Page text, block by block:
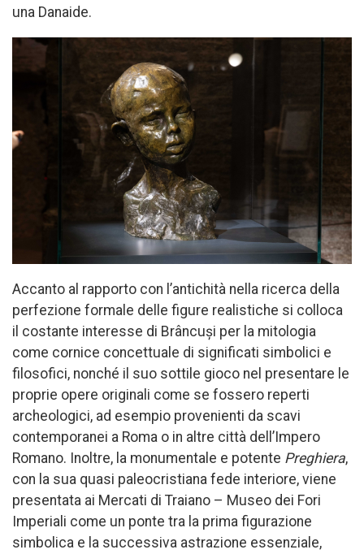
una Danaide.
Accanto al rapporto con l’antichità nella ricerca della
perfezione formale delle figure realistiche si colloca
il costante interesse di Brâncuși per la mitologia
come cornice concettuale di significati simbolici e
filosofici, nonché il suo sottile gioco nel presentare le
proprie opere originali come se fossero reperti
archeologici, ad esempio provenienti da scavi
contemporanei a Roma o in altre città dell’Impero
Romano. Inoltre, la monumentale e potente Preghiera,
con la sua quasi paleocristiana fede interiore, viene
presentata ai Mercati di Traiano – Museo dei Fori
Imperiali come un ponte tra la prima figurazione
simbolica e la successiva astrazione essenziale,